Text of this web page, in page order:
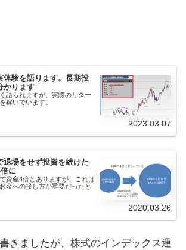
体験を語ります。長期投
かります
語られますが、実際のリター
稼いでいます。
2023.03.07
退場をせず投資を続けた
に
資産4倍とありますが、これは
金への接し方が重要だったと
2020.03.26
きましたが、株式のインデックス運